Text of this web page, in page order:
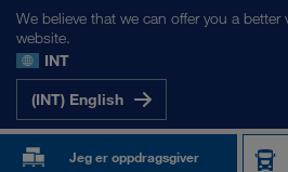
We believe that we can offer you a better
website.
INT
(INT) English
Jeg er oppdragsgiver